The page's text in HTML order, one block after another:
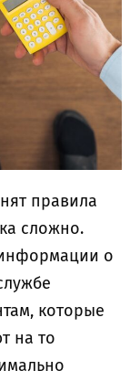
правила
сложно.
о
которые
на то